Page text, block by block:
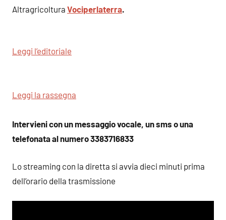
Altragricoltura Vociperlaterra.
Leggi l’editoriale
Leggi la rassegna
Intervieni con un messaggio vocale, un sms o una
telefonata al numero 3383716833
Lo streaming con la diretta si avvia dieci minuti prima
dell’orario della trasmissione